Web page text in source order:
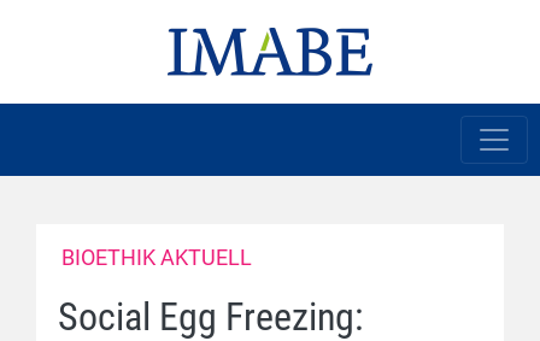
BIOETHIK AKTUELL
Social Egg Freezing: